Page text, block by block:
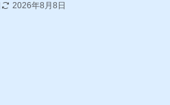
2026年8月8日